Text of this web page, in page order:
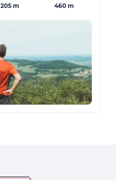
205 m 460 m